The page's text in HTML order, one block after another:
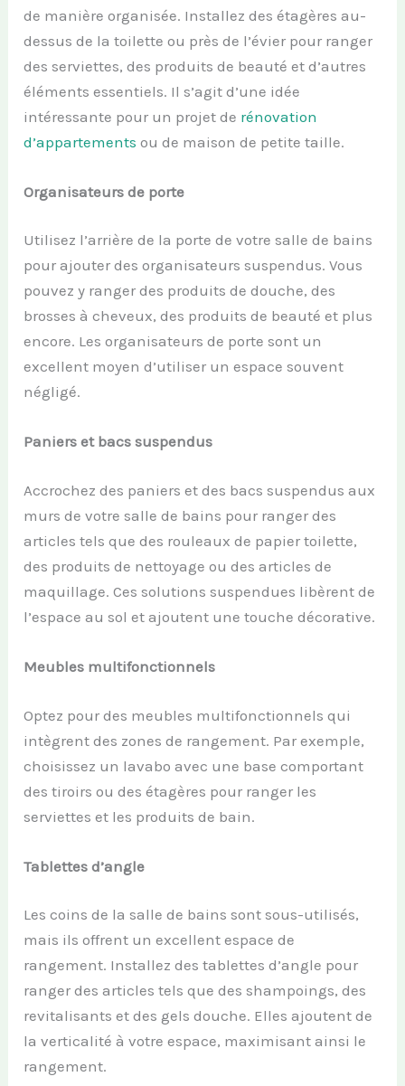
de manière organisée. Installez des étagères au-
dessus de la toilette ou près de l’évier pour ranger
des serviettes, des produits de beauté et d’autres
éléments essentiels. Il s’agit d’une idée
intéressante pour un projet de rénovation
d’appartements ou de maison de petite taille.
Organisateurs de porte
Utilisez l’arrière de la porte de votre salle de bains
pour ajouter des organisateurs suspendus. Vous
pouvez y ranger des produits de douche, des
brosses à cheveux, des produits de beauté et plus
encore. Les organisateurs de porte sont un
excellent moyen d’utiliser un espace souvent
négligé.
Paniers et bacs suspendus
Accrochez des paniers et des bacs suspendus aux
murs de votre salle de bains pour ranger des
articles tels que des rouleaux de papier toilette,
des produits de nettoyage ou des articles de
maquillage. Ces solutions suspendues libèrent de
l’espace au sol et ajoutent une touche décorative.
Meubles multifonctionnels
Optez pour des meubles multifonctionnels qui
intègrent des zones de rangement. Par exemple,
choisissez un lavabo avec une base comportant
des tiroirs ou des étagères pour ranger les
serviettes et les produits de bain.
Tablettes d’angle
Les coins de la salle de bains sont sous-utilisés,
mais ils offrent un excellent espace de
rangement. Installez des tablettes d’angle pour
ranger des articles tels que des shampoings, des
revitalisants et des gels douche. Elles ajoutent de
la verticalité à votre espace, maximisant ainsi le
rangement.